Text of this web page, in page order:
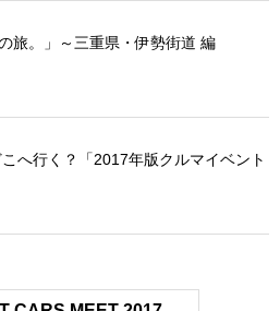
旅。」～三重県・伊勢街道 編
へ行く？「2017年版クルマイベント